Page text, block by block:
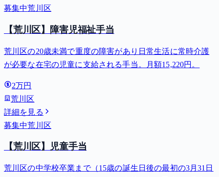
募集中荒川区
【荒川区】障害児福祉手当
荒川区の20歳未満で重度の障害があり日常生活に常時介護
が必要な在宅の児童に支給される手当。月額15,220円。
2万円
荒川区
詳細を見る
募集中荒川区
【荒川区】児童手当
荒川区の中学校卒業まで（15歳の誕生日後の最初の3月31日